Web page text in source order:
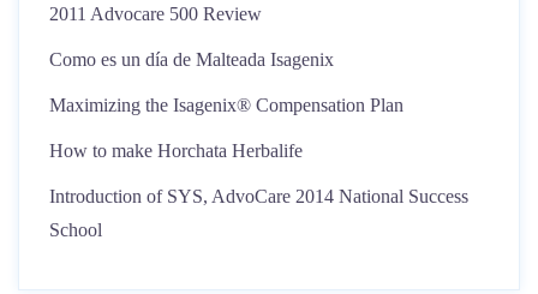
2011 Advocare 500 Review
Como es un día de Malteada Isagenix
Maximizing the Isagenix® Compensation Plan
How to make Horchata Herbalife
Introduction of SYS, AdvoCare 2014 National Success
School